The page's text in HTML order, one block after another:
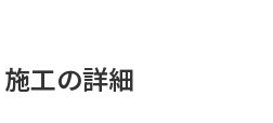
工の詳細